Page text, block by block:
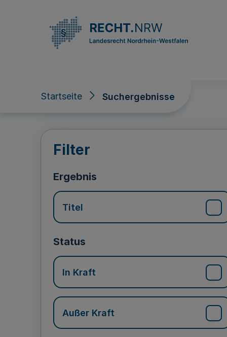
Startseite Suchergebnisse
Suchergebnisse
Filter
Ergebnis
Titel
Status
In Kraft
Außer Kraft